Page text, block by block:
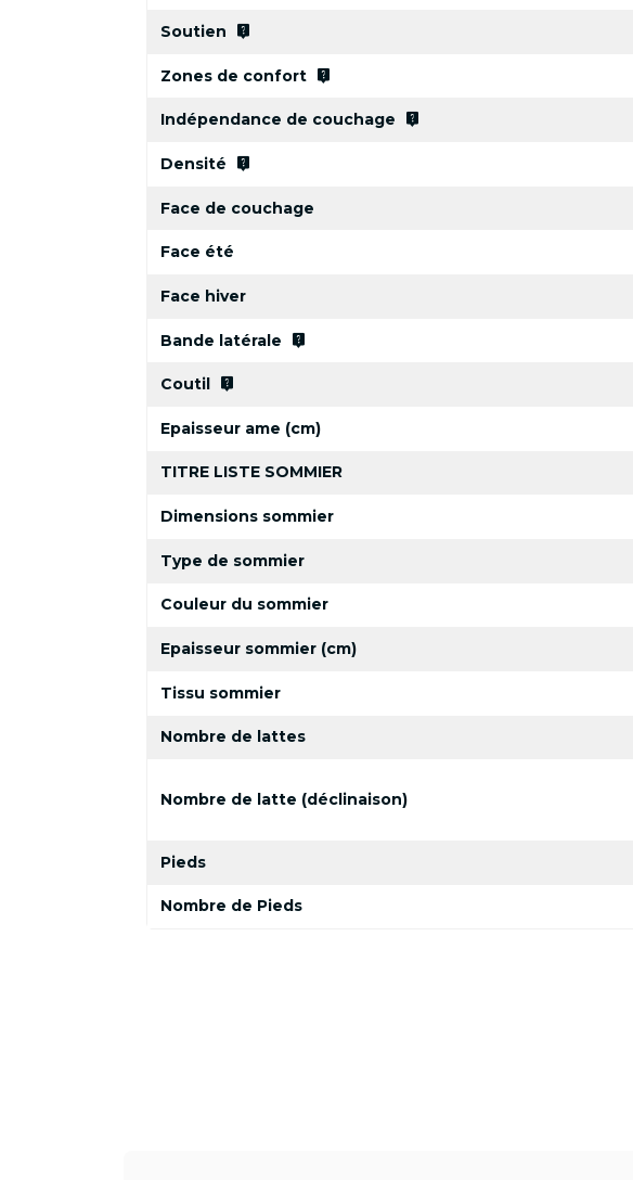
Soutien live_help
Zones de confort live_help
Indépendance de couchage live_help
Densité live_help
Face de couchage
Face été
Face hiver
Bande latérale live_help
Coutil live_help
Epaisseur ame (cm)
TITRE LISTE SOMMIER
Dimensions sommier
Type de sommier
Couleur du sommier
Epaisseur sommier (cm)
Tissu sommier
Nombre de lattes
Nombre de latte (déclinaison)
Pieds
Nombre de Pieds